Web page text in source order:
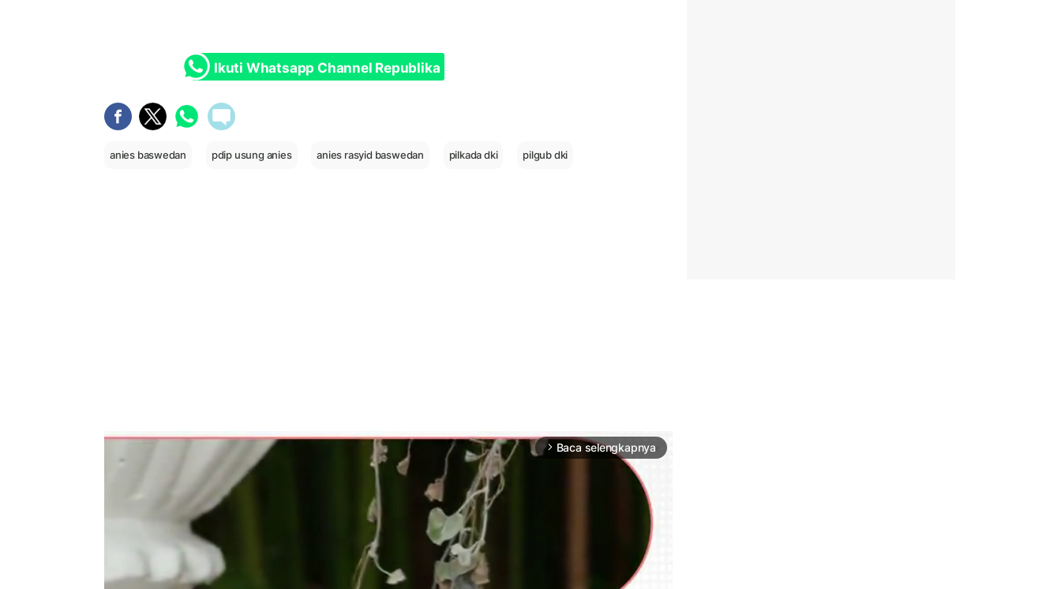
Ikuti Whatsapp Channel Republika
anies baswedan pdip usung anies anies rasyid baswedan pilkada dki pilgub dki
arrow_forward_ios Baca selengkapnya